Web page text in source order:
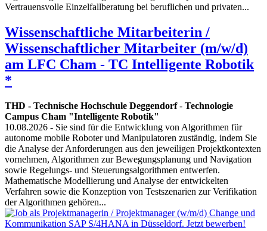
Vertrauensvolle Einzelfallberatung bei beruflichen und privaten...
Wissenschaftliche Mitarbeiterin /
Wissenschaftlicher Mitarbeiter (m/w/d)
am LFC Cham - TC Intelligente Robotik
*
THD - Technische Hochschule Deggendorf- Technologie
Campus Cham "Intelligente Robotik"
10.08.2026 - Sie sind für die Entwicklung von Algorithmen für
autonome mobile Roboter und Manipulatoren zuständig, indem Sie
die Analyse der Anforderungen aus den jeweiligen Projektkontexten
vornehmen, Algorithmen zur Bewegungsplanung und Navigation
sowie Regelungs- und Steuerungsalgorithmen entwerfen.
Mathematische Modellierung und Analyse der entwickelten
Verfahren sowie die Konzeption von Testszenarien zur Verifikation
der Algorithmen gehören...